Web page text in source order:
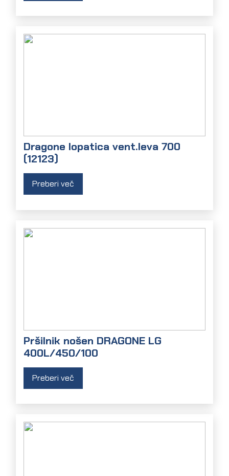
Dragone lopatica vent.leva 700
(12123)
Preberi več
Pršilnik nošen DRAGONE LG
400L/450/100
Preberi več